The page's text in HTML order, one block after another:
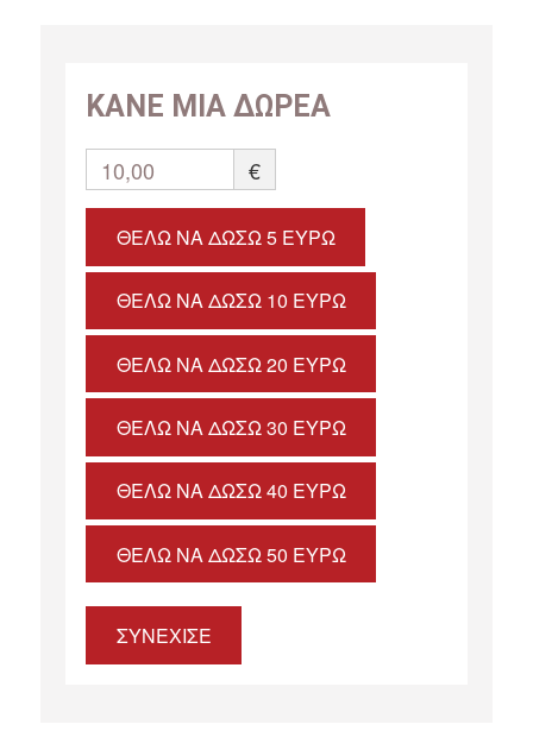
ΚΑΝΕ ΜΙΑ ΔΩΡΕΑ
10,00 €
ΘΈΛΩ ΝΑ ΔΏΣΩ 5 ΕΥΡΏ
ΘΈΛΩ ΝΑ ΔΏΣΩ 10 ΕΥΡΏ
ΘΈΛΩ ΝΑ ΔΏΣΩ 20 ΕΥΡΏ
ΘΈΛΩ ΝΑ ΔΏΣΩ 30 ΕΥΡΏ
ΘΈΛΩ ΝΑ ΔΏΣΩ 40 ΕΥΡΏ
ΘΈΛΩ ΝΑ ΔΏΣΩ 50 ΕΥΡΏ
ΣΥΝΕΧΙΣΕ